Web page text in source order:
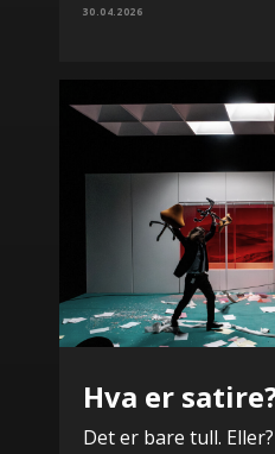
30.04.2026
Hva er
Det er bare tull. Eller?